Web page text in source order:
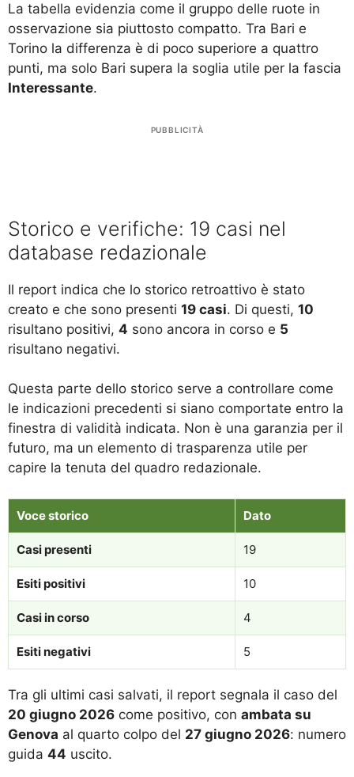
La tabella evidenzia come il gruppo delle ruote in
osservazione sia piuttosto compatto. Tra Bari e
Torino la differenza è di poco superiore a quattro
punti, ma solo Bari supera la soglia utile per la fascia
Interessante.
PUBBLICITÀ
Storico e verifiche: 19 casi nel
database redazionale
Il report indica che lo storico retroattivo è stato
creato e che sono presenti 19 casi. Di questi, 10
risultano positivi, 4 sono ancora in corso e 5
risultano negativi.
Questa parte dello storico serve a controllare come
le indicazioni precedenti si siano comportate entro la
finestra di validità indicata. Non è una garanzia per il
futuro, ma un elemento di trasparenza utile per
capire la tenuta del quadro redazionale.
Voce storico Dato
Casi presenti 19
Esiti positivi 10
Casi in corso 4
Esiti negativi 5
Tra gli ultimi casi salvati, il report segnala il caso del
20 giugno 2026 come positivo, con ambata su
Genova al quarto colpo del 27 giugno 2026: numero
guida 44 uscito.